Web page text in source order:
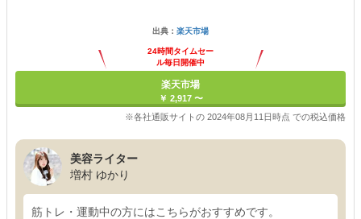
出典： 楽天市場
24時間タイムセー
ル毎日開催中
楽天市場
￥ 2,917 〜
※各社通販サイトの 2024年08月11日時点 での税込価格
美容ライター
増村 ゆかり
筋トレ・運動中の方にはこちらがおすすめです。